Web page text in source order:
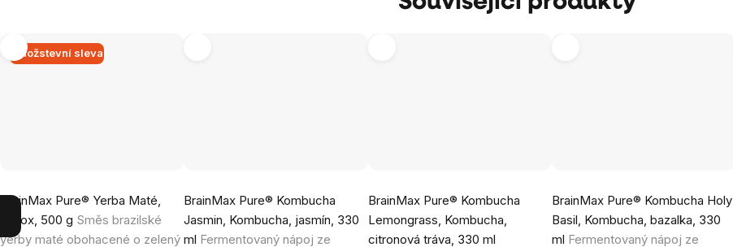
Množstevní sleva
BrainMax Pure® Yerba Maté,
Detox, 500 g Směs brazilské
yerby maté obohacené o zelený
hodnocení
produktu
BrainMax Pure® Kombucha
Jasmin, Kombucha, jasmín, 330
ml Fermentovaný nápoj ze
hodnocení
produktu
BrainMax Pure® Kombucha
Lemongrass, Kombucha,
citronová tráva, 330 ml
hodnocení
produktu
BrainMax Pure® Kombucha Holy
Basil, Kombucha, bazalka, 330
ml Fermentovaný nápoj ze
hodnocení
produktu